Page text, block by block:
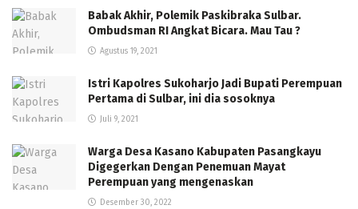
Babak Akhir, Polemik Paskibraka Sulbar.
Ombudsman RI Angkat Bicara. Mau Tau ?
Agustus 19, 2021
Istri Kapolres Sukoharjo Jadi Bupati Perempuan
Pertama di Sulbar, ini dia sosoknya
Juli 9, 2021
Warga Desa Kasano Kabupaten Pasangkayu
Digegerkan Dengan Penemuan Mayat
Perempuan yang mengenaskan
Desember 30, 2022